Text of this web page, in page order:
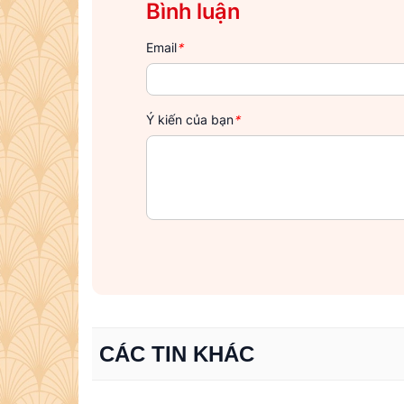
Bình luận
Email*
Ý kiến của bạn*
CÁC TIN KHÁC